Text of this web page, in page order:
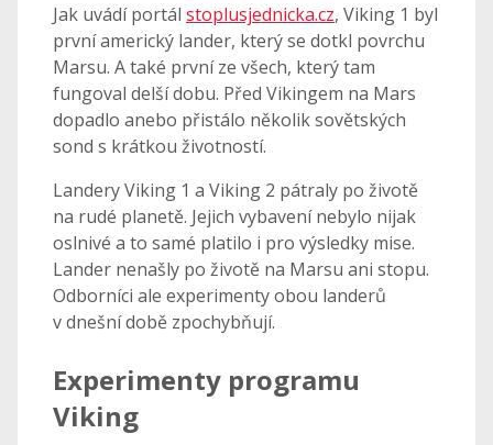
Jak uvádí portál stoplusjednicka.cz, Viking 1 byl
první americký lander, který se dotkl povrchu
Marsu. A také první ze všech, který tam
fungoval delší dobu. Před Vikingem na Mars
dopadlo anebo přistálo několik sovětských
sond s krátkou životností.
Landery Viking 1 a Viking 2 pátraly po životě
na rudé planetě. Jejich vybavení nebylo nijak
oslnivé a to samé platilo i pro výsledky mise.
Lander nenašly po životě na Marsu ani stopu.
Odborníci ale experimenty obou landerů
v dnešní době zpochybňují.
Experimenty programu
Viking